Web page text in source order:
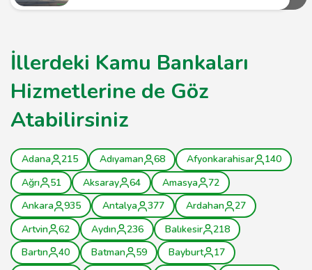
İllerdeki Kamu Bankaları
Hizmetlerine de Göz
Atabilirsiniz
Adana 215 Adıyaman 68 Afyonkarahisar
140
Ağrı
51 Aksaray 64 Amasya
72
Ankara
935 Antalya 377 Ardahan
27
Artvin
62 Aydın 236 Balıkesir
218
Bartın
40 Batman 59 Bayburt
17